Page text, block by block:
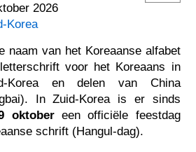
2026
Korea
naam van het Koreaanse alfabet
voor het Koreaans in
Korea en delen van China
In Zuid-Korea is er sinds
oktobereen officiële feestdag
schrift (Hangul-dag).